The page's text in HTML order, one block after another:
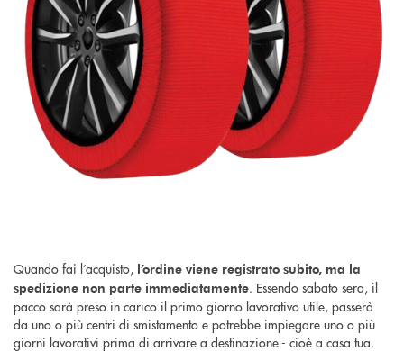
Quando fai l’acquisto, l’ordine viene registrato subito, ma la
spedizione non parte immediatamente. Essendo sabato sera, il
pacco sarà preso in carico il primo giorno lavorativo utile, passerà
da uno o più centri di smistamento e potrebbe impiegare uno o più
giorni lavorativi prima di arrivare a destinazione - cioè a casa tua.